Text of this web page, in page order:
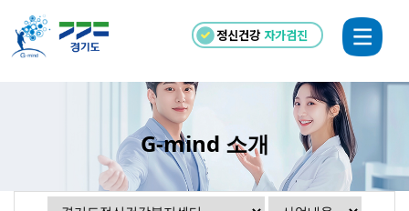
정신건강자가검진
G-mind 소개